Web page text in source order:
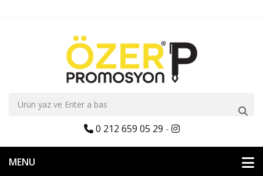
0 212 659 05 29 -
MENU